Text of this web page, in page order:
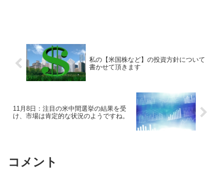
私の【米国株など】の投資方針について
書かせて頂きます
11月8日：注目の米中間選挙の結果を受
け、市場は肯定的な状況のようですね。
コメント